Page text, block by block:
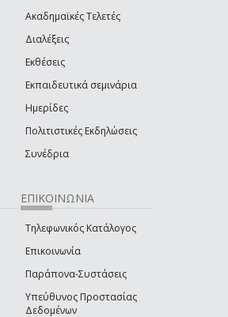
Ακαδημαϊκές Τελετές
Διαλέξεις
Εκθέσεις
Εκπαιδευτικά σεμινάρια
Ημερίδες
Πολιτιστικές Εκδηλώσεις
Συνέδρια
ΕΠΙΚΟΙΝΩΝΙΑ
Τηλεφωνικός Κατάλογος
Επικοινωνία
Παράπονα-Συστάσεις
Υπεύθυνος Προστασίας
Δεδομένων